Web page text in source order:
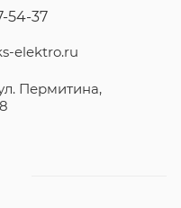
54-37
elektro.ru
Пермитина,